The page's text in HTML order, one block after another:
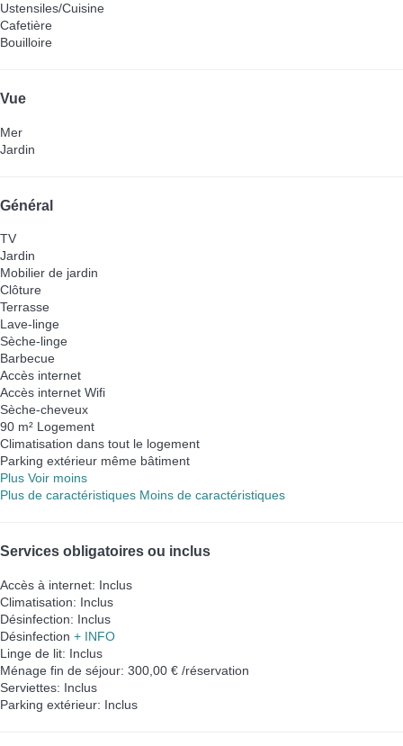
Ustensiles/Cuisine
Cafetière
Bouilloire
Vue
Mer
Jardin
Général
TV
Jardin
Mobilier de jardin
Clôture
Terrasse
Lave-linge
Sèche-linge
Barbecue
Accès internet
Accès internet Wifi
Sèche-cheveux
90 m² Logement
Climatisation dans tout le logement
Parking extérieur même bâtiment
Plus Voir moins
Plus de caractéristiques Moins de caractéristiques
Services obligatoires ou inclus
Accès à internet: Inclus
Climatisation: Inclus
Désinfection: Inclus
Désinfection + INFO
Linge de lit: Inclus
Ménage fin de séjour: 300,00 € /réservation
Serviettes: Inclus
Parking extérieur: Inclus